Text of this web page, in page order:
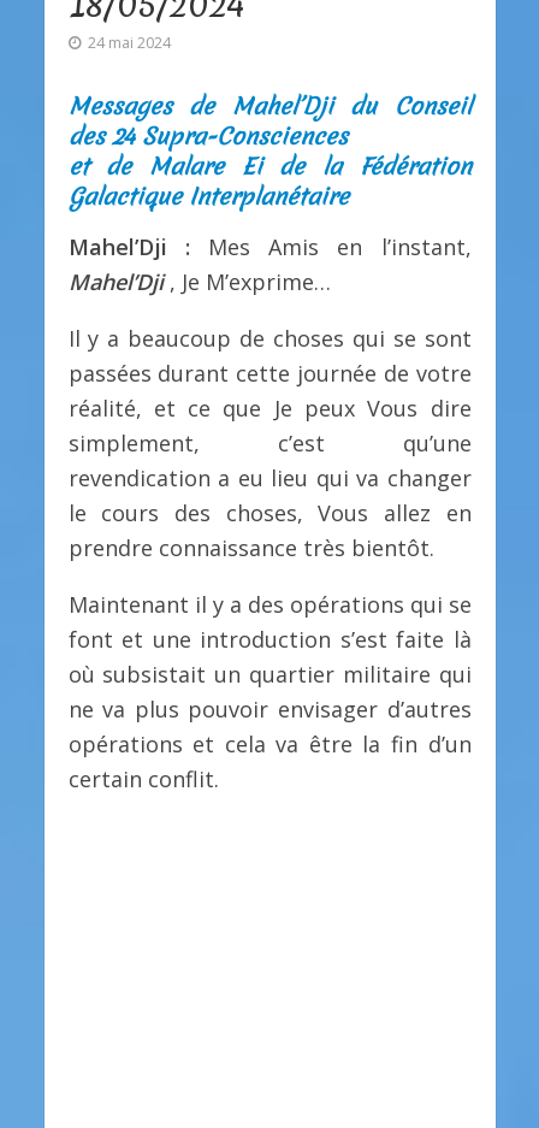
24 mai 2024
Messages de Mahel’Dji du Conseil
des 24 Supra-Consciences
et de Malare Ei de la Fédération
Galactique Interplanétaire
Mahel’Dji : Mes Amis en l’instant,
Mahel’Dji, Je M’exprime…
Il y a beaucoup de choses qui se sont
passées durant cette journée de votre
réalité, et ce que Je peux Vous dire
simplement, c’est qu’une
revendication a eu lieu qui va changer
le cours des choses, Vous allez en
prendre connaissance très bientôt.
Maintenant il y a des opérations qui se
font et une introduction s’est faite là
où subsistait un quartier militaire qui
ne va plus pouvoir envisager d’autres
opérations et cela va être la fin d’un
certain conflit.